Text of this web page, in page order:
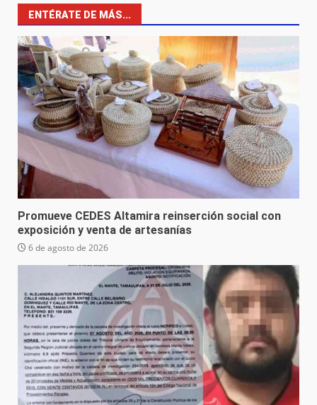
ENTÉRATE DE MÁS...
Promueve CEDES Altamira reinserción social con
exposición y venta de artesanías
6 de agosto de 2026